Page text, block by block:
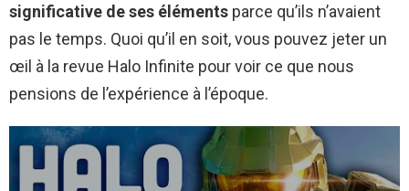
significative de ses éléments parce qu’ils n’avaient
pas le temps. Quoi qu’il en soit, vous pouvez jeter un
œil à la revue Halo Infinite pour voir ce que nous
pensions de l’expérience à l’époque.